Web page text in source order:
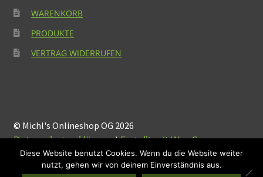
WARENKORB
PRODUKTE
VERTRAG WIDERRUFEN
© Michl's Onlineshop OG 2026
Datenschutzerklärung Erstellt mit WooCommerce.
Suchen
Suchen
Diese Website benutzt Cookies. Wenn du die Website weiter
nutzt, gehen wir von deinem Einverständnis aus.